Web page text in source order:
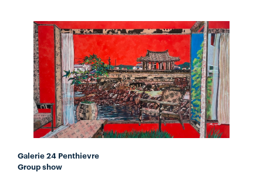
Galerie 24 Penthievre
Group show